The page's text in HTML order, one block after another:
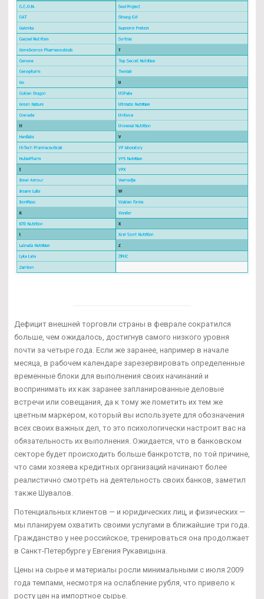
Дефицит внешней торговли страны в феврале сократился
больше, чем ожидалось, достигнув самого низкого уровня
почти за четыре года. Если же заранее, например в начале
месяца, в рабочем календаре зарезервировать определенные
временные блоки для выполнения своих начинаний и
воспринимать их как заранее запланированные деловые
встречи или совещания, да к тому же пометить их тем же
цветным маркером, который вы используете для обозначения
всех своих важных дел, то это психологически настроит вас на
обязательность их выполнения. Ожидается, что в банковском
секторе будет происходить больше банкротств, по той причине,
что сами хозяева кредитных организаций начинают более
реалистично смотреть на деятельность своих банков, заметил
также Шувалов.
Потенциальных клиентов — и юридических лиц, и физических —
мы планируем охватить своими услугами в ближайшие три года.
Гражданство у нее российское, тренироваться она продолжает
в Санкт-Петербурге у Евгения Рукавицына.
Цены на сырье и материалы росли минимальными с июля 2009
года темпами, несмотря на ослабление рубля, что привело к
росту цен на импортное сырье.